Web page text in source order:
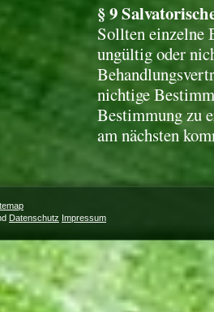
§ 9
Sollten einzelne
ungültig oder
nichtige
Bestimmung zu
am nächsten
Datenschutz Impressum